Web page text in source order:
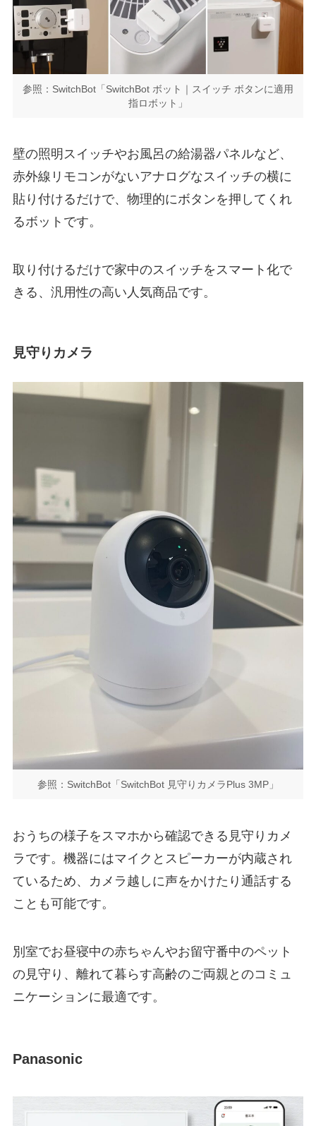
参照：SwitchBot「SwitchBot ボット｜スイッチ ボタンに適用
指ロボット」
壁の照明スイッチやお風呂の給湯器パネルなど、
赤外線リモコンがないアナログなスイッチの横に
貼り付けるだけで、物理的にボタンを押してくれ
るボットです。
取り付けるだけで家中のスイッチをスマート化で
きる、汎用性の高い人気商品です。
見守りカメラ
参照：SwitchBot「SwitchBot 見守りカメラPlus 3MP」
おうちの様子をスマホから確認できる見守りカメ
ラです。機器にはマイクとスピーカーが内蔵され
ているため、カメラ越しに声をかけたり通話する
ことも可能です。
別室でお昼寝中の赤ちゃんやお留守番中のペット
の見守り、離れて暮らす高齢のご両親とのコミュ
ニケーションに最適です。
Panasonic